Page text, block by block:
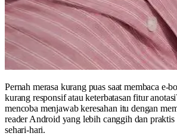
Pernah merasa kurang puas saat membaca e-
kurang responsif atau keterbatasan fitur
mencoba menjawab keresahan itu dengan
reader Android yang lebih canggih dan
sehari-hari.